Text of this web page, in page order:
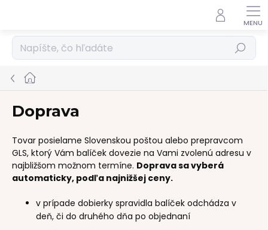
Hľadať
Domov
Doprava
Tovar posielame Slovenskou poštou alebo prepravcom
GLS, ktorý Vám balíček dovezie na Vami zvolenú adresu v
najbližšom možnom termíne. Doprava sa vyberá
automaticky, podľa najnižšej ceny.
v prípade dobierky spravidla balíček odchádza v
deň, či do druhého dňa po objednaní